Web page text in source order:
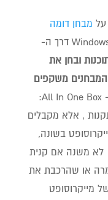
על מבחן דומה
עם התקנת Windows דרך ה-
ובחן את
המבחנים משקפים
כי הקטע של אפל תמיד היה- All In One Box:
, אלא מקבלים
בשונה,
לא משנה אם קנית
או שהרכבת את
מייקרוסופט